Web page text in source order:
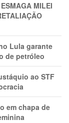
MILEI
Lula garante
de petróleo
ao STF
em chapa de